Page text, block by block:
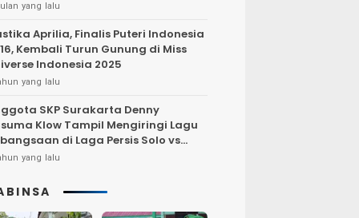
yang lalu
Aprilia, Finalis Puteri Indonesia
Kembali Turun Gunung di Miss
Indonesia 2025
yang lalu
SKP Surakarta Denny
Klow Tampil Mengiringi Lagu
di Laga Persis Solo vs
Jakarta
yang lalu